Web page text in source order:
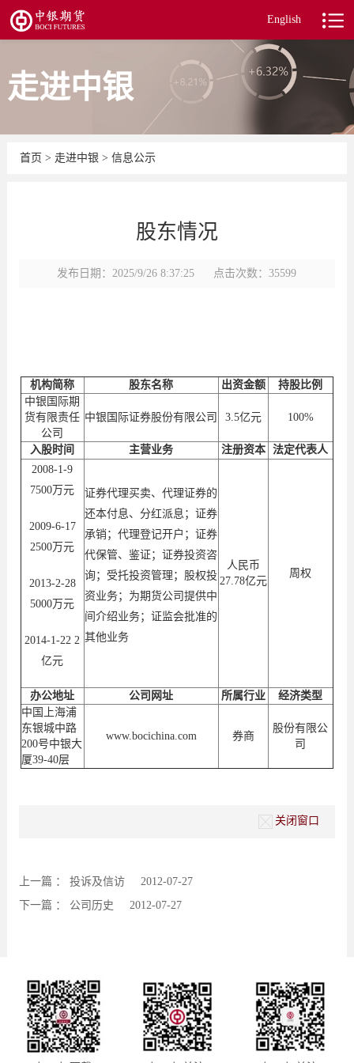
English
走进中银
首页 > 走进中银 > 信息公示
股东情况
发布日期：2025/9/26 8:37:25 点击次数：35599
机构简称 股东名称 出资金额
持股比例
中银国际期
货有限责任
公司
中银国际证券股份有限公司 3.5亿元 100%
入股时间 主营业务 注册资本
法定代表人
2008-1-9
7500万元
2009-6-17
2500万元
2013-2-28
5000万元
2014-1-22 2
亿元
证券代理买卖、代理证券的
还本付息、分红派息；证券
承销；代理登记开户；证券
代保管、鉴证；证券投资咨
询；受托投资管理；股权投
资业务；为期货公司提供中
间介绍业务；证监会批准的
其他业务
人民币
27.78亿元
周权
办公地址 公司网址 所属行业
经济类型
中国上海浦
东银城中路
200号中银大
厦39-40层
www.bocichina.com 券商
股份有限公
司
关闭窗口
上一篇 ： 投诉及信访
2012-07-27
下一篇 ： 公司历史 2012-07-27